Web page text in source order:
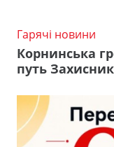
Гарячі новини
Корнинська
путь